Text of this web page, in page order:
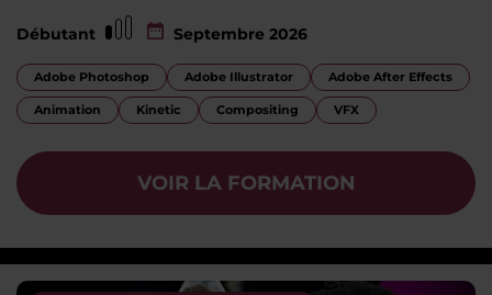
Débutant Septembre 2026
Adobe Photoshop Adobe Illustrator Adobe After Effects
Animation Kinetic Compositing VFX
VOIR LA FORMATION